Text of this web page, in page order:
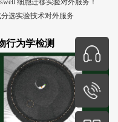
细胞迁移实验对外服务！
选实验技术对外服务
行为学检测